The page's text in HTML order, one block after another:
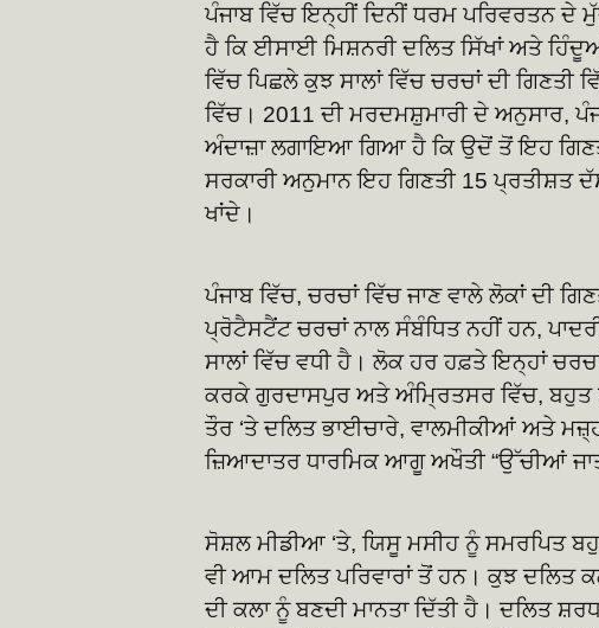
ਪੰਜਾਬ ਵਿੱਚ ਇਨ੍ਹੀਂ ਦਿਨੀਂ ਧਰਮ ਪਰਿਵਰਤਨ ਦੇ
ਹੈ ਕਿ ਈਸਾਈ ਮਿਸ਼ਨਰੀ ਦਲਿਤ ਸਿੱਖਾਂ ਅਤੇ
ਵਿੱਚ ਪਿਛਲੇ ਕੁਝ ਸਾਲਾਂ ਵਿੱਚ ਚਰਚਾਂ ਦੀ
ਵਿੱਚ। 2011 ਦੀ ਮਰਦਮਸ਼ੁਮਾਰੀ ਦੇ ਅਨੁਸਾਰ,
ਅੰਦਾਜ਼ਾ ਲਗਾਇਆ ਗਿਆ ਹੈ ਕਿ ਉਦੋਂ ਤੋਂ ਇਹ
ਸਰਕਾਰੀ ਅਨੁਮਾਨ ਇਹ ਗਿਣਤੀ 15 ਪ੍ਰਤੀਸ਼ਤ
ਖਾਂਦੇ।
ਪੰਜਾਬ ਵਿੱਚ, ਚਰਚਾਂ ਵਿੱਚ ਜਾਣ ਵਾਲੇ ਲੋਕਾਂ ਦੀ
ਪ੍ਰੋਟੈਸਟੈਂਟ ਚਰਚਾਂ ਨਾਲ ਸੰਬੰਧਿਤ ਨਹੀਂ ਹਨ,
ਸਾਲਾਂ ਵਿੱਚ ਵਧੀ ਹੈ। ਲੋਕ ਹਰ ਹਫ਼ਤੇ ਇਨ੍ਹਾਂ
ਕਰਕੇ ਗੁਰਦਾਸਪੁਰ ਅਤੇ ਅੰਮ੍ਰਿਤਸਰ ਵਿੱਚ, ਬਹੁਤ
ਤੌਰ ‘ਤੇ ਦਲਿਤ ਭਾਈਚਾਰੇ, ਵਾਲਮੀਕੀਆਂ ਅਤੇ
ਜ਼ਿਆਦਾਤਰ ਧਾਰਮਿਕ ਆਗੂ ਅਖੌਤੀ “ਉੱਚੀਆਂ
ਸੋਸ਼ਲ ਮੀਡੀਆ ‘ਤੇ, ਯਿਸੂ ਮਸੀਹ ਨੂੰ ਸਮਰਪਿਤ
ਵੀ ਆਮ ਦਲਿਤ ਪਰਿਵਾਰਾਂ ਤੋਂ ਹਨ। ਕੁਝ ਦਲਿਤ
ਦੀ ਕਲਾ ਨੂੰ ਬਣਦੀ ਮਾਨਤਾ ਦਿੱਤੀ ਹੈ। ਦਲਿਤ